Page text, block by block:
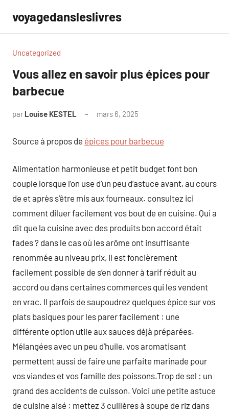
contenu
voyagedansleslivres
Uncategorized
Vous allez en savoir plus épices pour
barbecue​
par Louise KESTEL mars 6, 2025
Source à propos de épices pour barbecue​
Alimentation harmonieuse et petit budget font bon
couple lorsque l’on use d’un peu d’astuce avant, au cours
de et après s’être mis aux fourneaux. consultez ici
comment diluer facilement vos bout de en cuisine. Qui a
dit que la cuisine avec des produits bon accord était
fades ? dans le cas où les arôme ont insuffisante
renommée au niveau prix, il est foncièrement
facilement possible de s’en donner à tarif réduit au
accord ou dans certaines commerces qui les vendent
en vrac. Il parfois de saupoudrez quelques épice sur vos
plats basiques pour les parer facilement : une
différente option utile aux sauces déjà préparées.
Mélangées avec un peu d’huile, vos aromatisant
permettent aussi de faire une parfaite marinade pour
vos viandes et vos famille des poissons.Trop de sel : un
grand des accidents de cuisson. Voici une petite astuce
de cuisine aisé : mettez 3 cuillères à soupe de riz dans